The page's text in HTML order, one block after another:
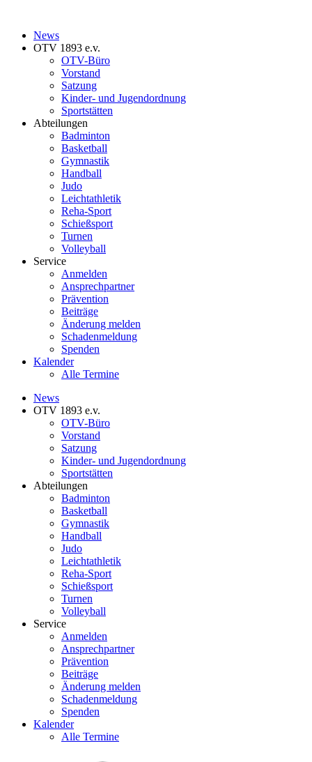
News
OTV 1893 e.v.
OTV-Büro
Vorstand
Satzung
Kinder- und Jugendordnung
Sportstätten
Abteilungen
Badminton
Basketball
Gymnastik
Handball
Judo
Leichtathletik
Reha-Sport
Schießsport
Turnen
Volleyball
Service
Anmelden
Ansprechpartner
Prävention
Beiträge
Änderung melden
Schadenmeldung
Spenden
Kalender
Alle Termine
News
OTV 1893 e.v.
OTV-Büro
Vorstand
Satzung
Kinder- und Jugendordnung
Sportstätten
Abteilungen
Badminton
Basketball
Gymnastik
Handball
Judo
Leichtathletik
Reha-Sport
Schießsport
Turnen
Volleyball
Service
Anmelden
Ansprechpartner
Prävention
Beiträge
Änderung melden
Schadenmeldung
Spenden
Kalender
Alle Termine